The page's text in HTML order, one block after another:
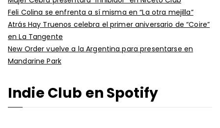
Feli Colina se enfrenta a sí misma en “La otra mejilla”
Atrás Hay Truenos celebra el primer aniversario de “Coire”
en La Tangente
New Order vuelve a la Argentina para presentarse en
Mandarine Park
Indie Club en Spotify